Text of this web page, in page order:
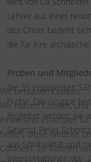
Lehrer aus einer
des Chors bezieht
die für ihre
Proben und
die 35 engagierten
Probe. Die Gruppe
Begleitet werden sie
Gitarrist Peter
aus Spiritualität und
Interpretationen von
Wir benutzen Cookies
Wir nutzen Cookies
ihnen sind essenziell
helfen, diese Website
Cookies). Sie können